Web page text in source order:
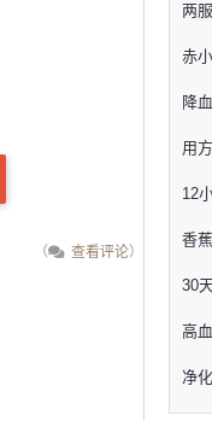
（ 查看评论）
两
赤
降
用
12
香
30
高
净